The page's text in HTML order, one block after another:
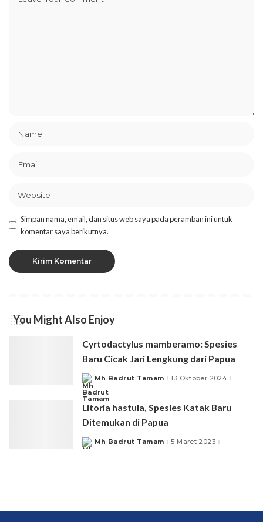
Simpan nama, email, dan situs web saya pada peramban ini untuk
komentar saya berikutnya.
You Might Also Enjoy
Cyrtodactylus mamberamo: Spesies
Baru Cicak Jari Lengkung dari Papua
Posted
by
Mh Badrut Tamam 13 Oktober 2024
Litoria hastula, Spesies Katak Baru
Ditemukan di Papua
Posted
by
Mh Badrut Tamam 5 Maret 2023